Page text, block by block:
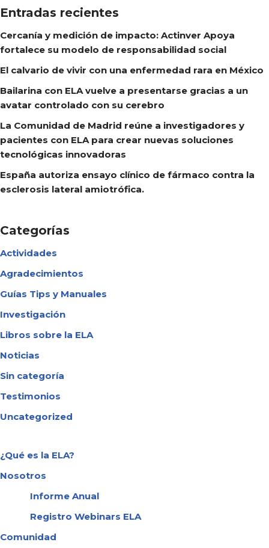
Entradas recientes
Cercanía y medición de impacto: Actinver Apoya
fortalece su modelo de responsabilidad social
El calvario de vivir con una enfermedad rara en México
Bailarina con ELA vuelve a presentarse gracias a un
avatar controlado con su cerebro
La Comunidad de Madrid reúne a investigadores y
pacientes con ELA para crear nuevas soluciones
tecnológicas innovadoras
España autoriza ensayo clínico de fármaco contra la
esclerosis lateral amiotrófica.
Categorías
Actividades
Agradecimientos
Guías Tips y Manuales
Investigación
Libros sobre la ELA
Noticias
Sin categoría
Testimonios
Uncategorized
¿Qué es la ELA?
Nosotros
Informe Anual
Registro Webinars ELA
Comunidad